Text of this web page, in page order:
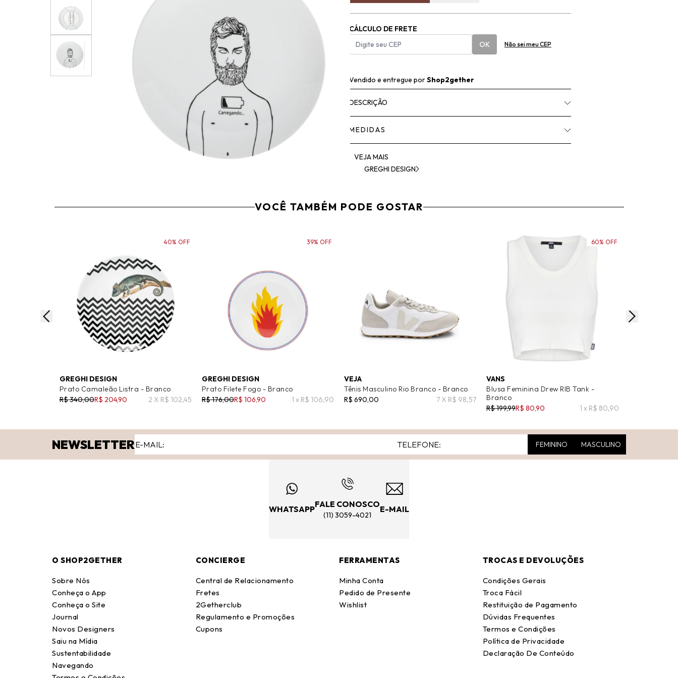
CÁLCULO DE FRETE
OK
Não sei meu CEP
Vendido e entregue porShop2gether
DESCRIÇÃO
MEDIDAS
VEJA MAIS
GREGHI DESIGN
VOCÊ TAMBÉM PODE GOSTAR
GREGHI DESIGN
Prato Camaleão Listra - Branco
R$ 340,00R$ 204,90 2 X R$ 102,45
40% OFF
GREGHI DESIGN
Prato Filete Fogo - Branco
R$ 176,00R$ 106,90 1 x R$ 106,90
39% OFF
VEJA
Tênis Masculino Rio Branco - Branco
R$ 690,00
7 X R$ 98,57
VANS
Blusa Feminina Drew RIB Tank -
Branco
R$ 199,99R$ 80,90 1 x R$ 80,90
60% OFF
NEWSLETTER FEMININO MASCULINO
WHATSAPP
FALE CONOSCO
(11) 3059-4021
E-MAIL
O SHOP2GETHER
Sobre Nós
Conheça o App
Conheça o Site
Journal
Novos Designers
Saiu na Mídia
Sustentabilidade
Navegando
CONCIERGE
Central de Relacionamento
Fretes
2Getherclub
Regulamento e Promoções
Cupons
FERRAMENTAS
Minha Conta
Pedido de Presente
Wishlist
TROCAS E DEVOLUÇÕES
Condições Gerais
Troca Fácil
Restituição de Pagamento
Dúvidas Frequentes
Termos e Condições
Política de Privacidade
Declaração De Conteúdo